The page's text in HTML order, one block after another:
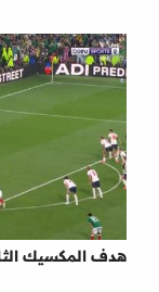
هدف المكسيك